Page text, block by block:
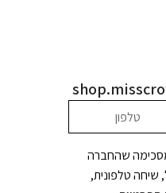
שהחברה
שיחה טלפונית,